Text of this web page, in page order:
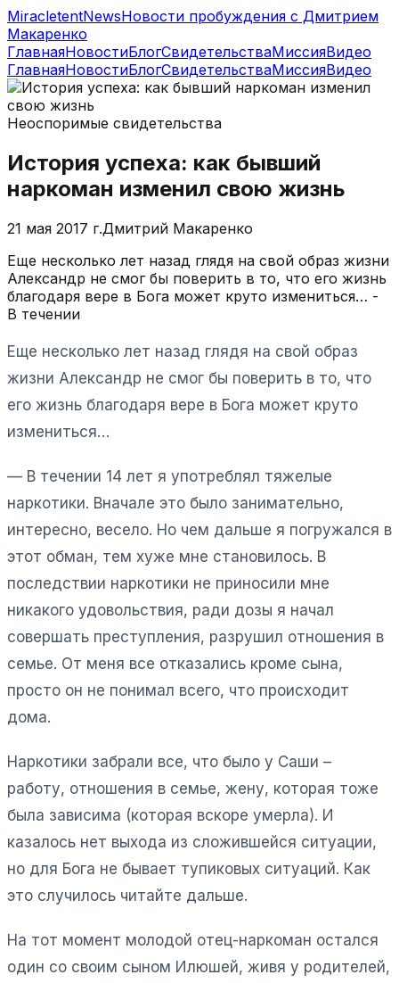
MiracletentNewsНовости пробуждения с Дмитрием
Макаренко
ГлавнаяНовостиБлогСвидетельстваМиссияВидео
ГлавнаяНовостиБлогСвидетельстваМиссияВидео
Неоспоримые свидетельства
История успеха: как бывший
наркоман изменил свою жизнь
21 мая 2017 г.Дмитрий Макаренко
Еще несколько лет назад глядя на свой образ жизни
Александр не смог бы поверить в то, что его жизнь
благодаря вере в Бога может круто измениться… -
В течении
Еще несколько лет назад глядя на свой образ
жизни Александр не смог бы поверить в то, что
его жизнь благодаря вере в Бога может круто
измениться…
— В течении 14 лет я употреблял тяжелые
наркотики. Вначале это было занимательно,
интересно, весело. Но чем дальше я погружался в
этот обман, тем хуже мне становилось. В
последствии наркотики не приносили мне
никакого удовольствия, ради дозы я начал
совершать преступления, разрушил отношения в
семье. От меня все отказались кроме сына,
просто он не понимал всего, что происходит
дома.
Наркотики забрали все, что было у Саши –
работу, отношения в семье, жену, которая тоже
была зависима (которая вскоре умерла). И
казалось нет выхода из сложившейся ситуации,
но для Бога не бывает тупиковых ситуаций. Как
это случилось читайте дальше.
На тот момент молодой отец-наркоман остался
один со своим сыном Илюшей, живя у родителей,